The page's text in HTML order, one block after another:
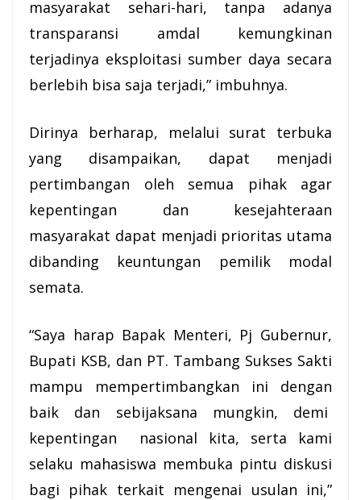
masyarakat sehari-hari, tanpa adanya
transparansi amdal kemungkinan
terjadinya eksploitasi sumber daya secara
berlebih bisa saja terjadi,” imbuhnya.
Dirinya berharap, melalui surat terbuka
yang disampaikan, dapat menjadi
pertimbangan oleh semua pihak agar
kepentingan dan kesejahteraan
masyarakat dapat menjadi prioritas utama
dibanding keuntungan pemilik modal
semata.
“Saya harap Bapak Menteri, Pj Gubernur,
Bupati KSB, dan PT. Tambang Sukses Sakti
mampu mempertimbangkan ini dengan
baik dan sebijaksana mungkin, demi
kepentingan nasional kita, serta kami
selaku mahasiswa membuka pintu diskusi
bagi pihak terkait mengenai usulan ini,”